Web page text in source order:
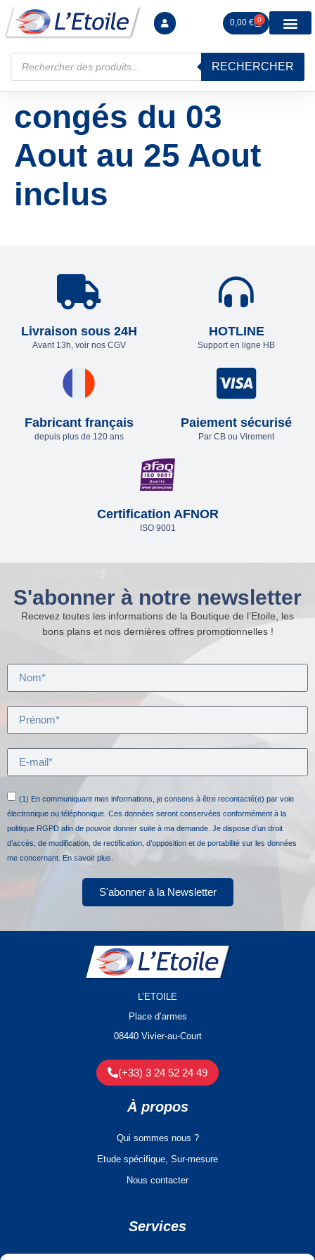
0,00 € 0
RECHERCHER
congés du 03
Aout au 25 Aout
inclus
Livraison sous 24H
Avant 13h, voir nos CGV
HOTLINE
Support en ligne HB
Fabricant français
depuis plus de 120 ans
Paiement sécurisé
Par CB ou Virement
Certification AFNOR
ISO 9001
S'abonner à notre newsletter
Recevez toutes les informations de la Boutique de l’Etoile, les
bons plans et nos dernières offres promotionnelles !
(1) En communiquant mes informations, je consens à être recontacté(e) par voie
électronique ou téléphonique. Ces données seront conservées conformément à la
politique RGPD afin de pouvoir donner suite à ma demande. Je dispose d’un droit
d’accès, de modification, de rectification, d’opposition et de portabilité sur les données
me concernant. En savoir plus.
S'abonner à la Newsletter
L’ETOILE
Place d’armes
08440 Vivier-au-Court
(+33) 3 24 52 24 49
À propos
Qui sommes nous ?
Etude spécifique, Sur-mesure
Nous contacter
Services